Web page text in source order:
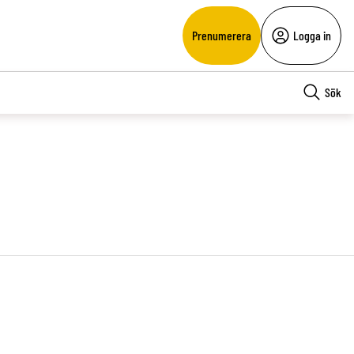
Prenumerera Logga in
Sök